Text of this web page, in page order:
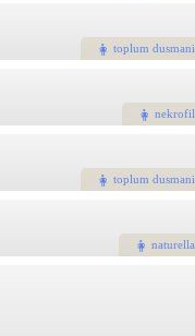
toplum dusmani
nekrofil
toplum dusmani
naturella